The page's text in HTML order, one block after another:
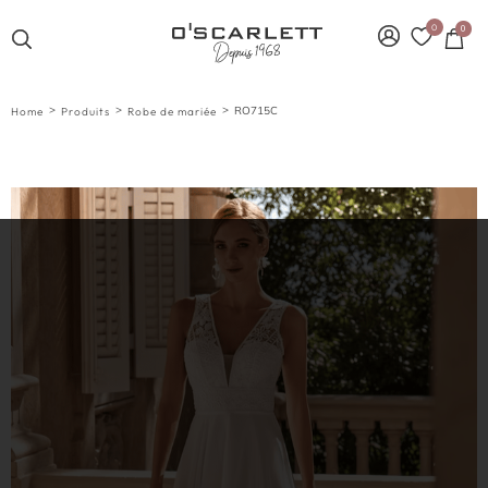
0 0
Home > Produits > Robe de mariée > RO715C